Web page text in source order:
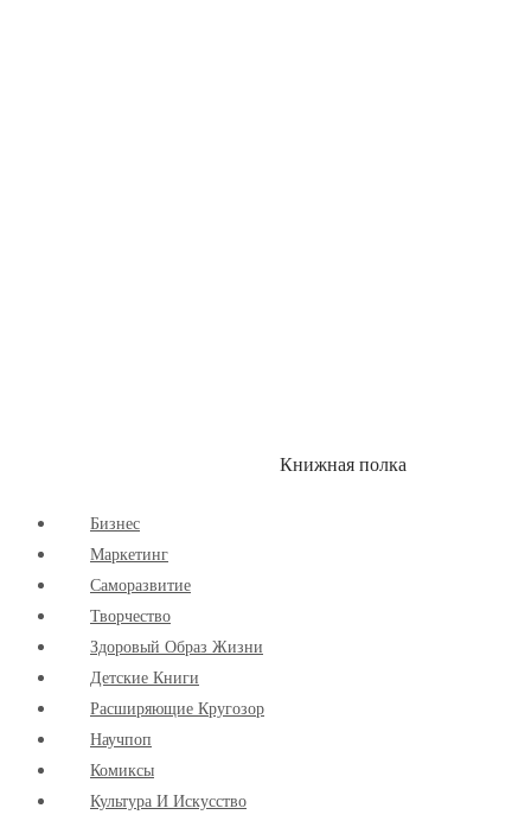
Книжная полка
Бизнес
Маркетинг
Cаморазвитие
Творчество
Здоровый Образ Жизни
Детские Книги
Расширяющие Кругозор
Научпоп
Комиксы
Культура И Искусство